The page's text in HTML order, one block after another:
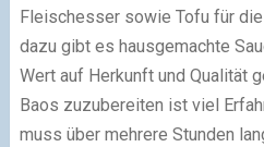
Fleischesser sowie Tofu für
dazu gibt es hausgemachte
Wert auf Herkunft und Qualität
Baos zuzubereiten ist viel
muss über mehrere Stunden